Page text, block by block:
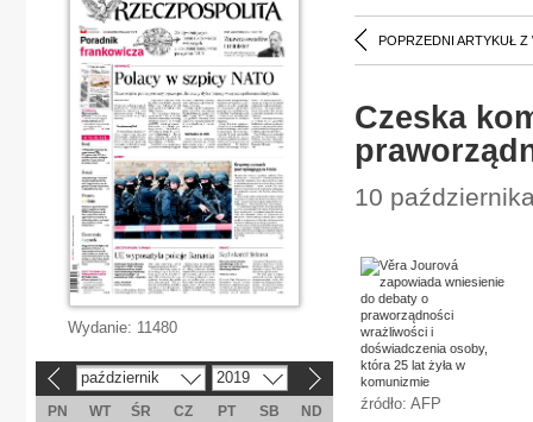
POPRZEDNI ARTYKUŁ Z
Czeska
10
źródło: AFP
Wydanie: 11480
październik 2019
PN WT ŚR CZ PT SB
ND